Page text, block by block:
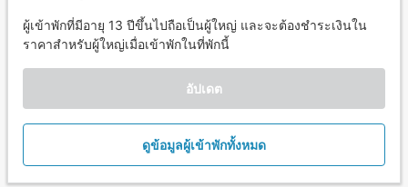
ผู้เข้าพักที่มีอายุ 13 ปีขึ้นไปถือเป็นผู้ใหญ่ และจะต้องชำระเงินใน
ราคาสำหรับผู้ใหญ่เมื่อเข้าพักในที่พักนี้
อัปเดต
ดูข้อมูลผู้เข้าพักทั้งหมด